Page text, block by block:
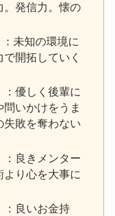
。発信力。懐の
未知の環境に
開拓していく
優しく後輩に
いかけをうま
失敗を奪わない
：良きメンター
り心を大事に
良いお金持